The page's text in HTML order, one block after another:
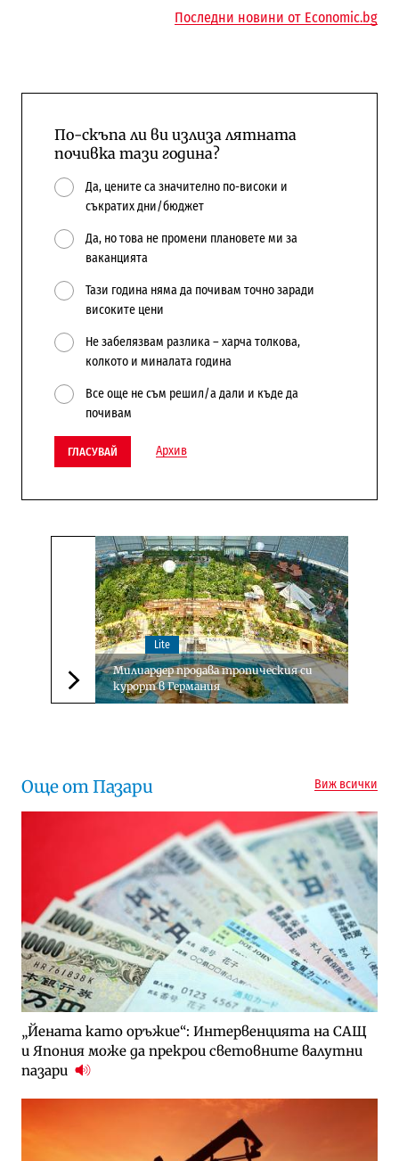
Последни новини от Economic.bg
По-скъпа ли ви излиза лятната
почивка тази година?
Да, цените са значително по-високи и
съкратих дни/бюджет
Да, но това не промени плановете ми за
ваканцията
Тази година няма да почивам точно заради
високите цени
Не забелязвам разлика – харча толкова,
колкото и миналата година
Все още не съм решил/а дали и къде да
почивам
ГЛАСУВАЙ Архив
Следваща новина
Lite
Милиардер продава тропическия си
курорт в Германия
Още от Пазари Виж всички
„Йената като оръжие“: Интервенцията на САЩ
и Япония може да прекрои световните валутни
пазари